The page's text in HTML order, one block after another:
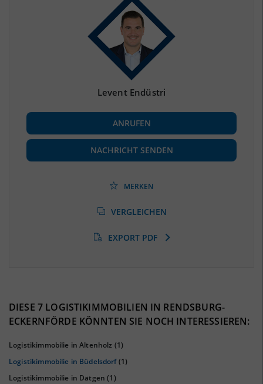
(Landkreis / Kreisfreie Stadt)
BESCHÄFTIGUNG
Beschäftigte
(Landkreis / Kreisfreie Stadt)
100.615
(Landkreis / Kreisfreie Stadt)
(Stand: 01/2020)
Levent Endüstri
ANRUFEN
NACHRICHT SENDEN
MERKEN
VERGLEICHEN
EXPORT PDF
DIESE 7 LOGISTIKIMMOBILIEN IN RENDSBURG-
ECKERNFÖRDE KÖNNTEN SIE NOCH INTERESSIEREN:
Logistikimmobilie in Altenholz (1)
Logistikimmobilie in Büdelsdorf(1)
Logistikimmobilie in Dätgen (1)